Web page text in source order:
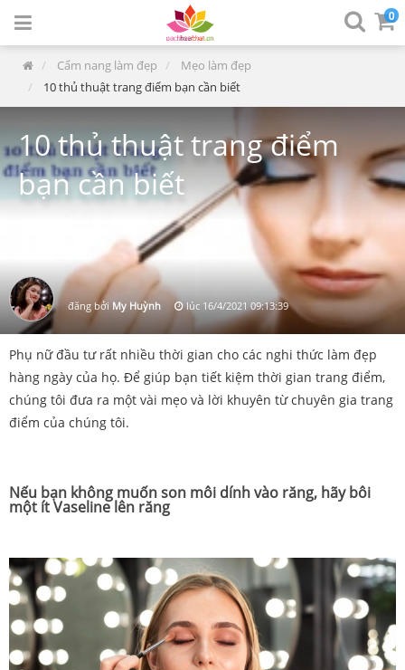
0
Cẩm nang làm đẹp
Mẹo làm đẹp
10 thủ thuật trang điểm bạn cần biết
10 thủ thuật trang điểm
bạn cần biết
đăng bởi My Huỳnh lúc 16/4/2021 09:13:39
Phụ nữ đầu tư rất nhiều thời gian cho các nghi thức làm đẹp
hàng ngày của họ. Để giúp bạn tiết kiệm thời gian trang điểm,
chúng tôi đưa ra một vài mẹo và lời khuyên từ chuyên gia trang
điểm của chúng tôi.
Nếu bạn không muốn son môi dính vào răng, hãy bôi
một ít Vaseline lên răng